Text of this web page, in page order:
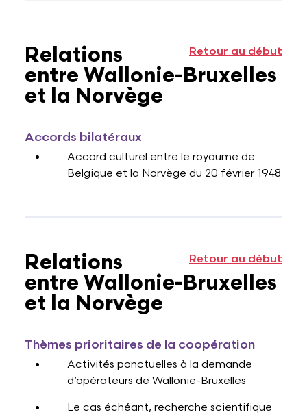
Retour au début
Relations
entre Wallonie-Bruxelles
et la Norvège
Accords bilatéraux
Accord culturel entre le royaume de
Belgique et la Norvège du 20 février 1948
Retour au début
Relations
entre Wallonie-Bruxelles
et la Norvège
Thèmes prioritaires de la coopération
Activités ponctuelles à la demande
d’opérateurs de Wallonie-Bruxelles
Le cas échéant, recherche scientifique